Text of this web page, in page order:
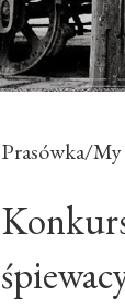
Prasówka/